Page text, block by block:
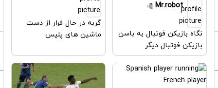
Mr.robot
نگاه بازیکن فوتبال به باسن
بازیکن فوتبال دیگر
گربه در حال فرار از دست
ماشین های پلیس